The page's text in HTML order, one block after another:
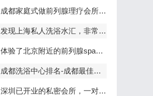
成都家庭式做前列腺理疗会所,按摩按得特别舒服，放松减压的好地方
发现上海私人洗浴水汇，非常值得推荐的一个休闲场所
体验了北京附近的前列腺spa养生馆，刚体验完就忍不住分享出来
成都洗浴中心排名-成都最佳洗浴中心TOP10排名
深圳已开业的私密会所，一对一服务，保证给你带来绝佳体验